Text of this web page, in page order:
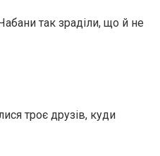
так зраділи, що й не
троє друзів, куди